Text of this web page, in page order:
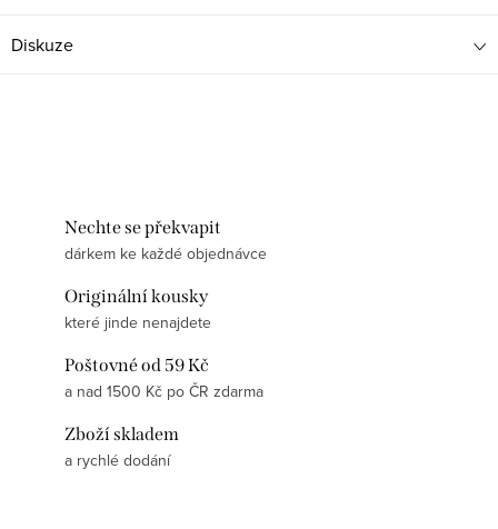
Diskuze
Nechte se překvapit
dárkem ke každé objednávce
Originální kousky
které jinde nenajdete
Poštovné od 59 Kč
a nad 1500 Kč po ČR zdarma
Zboží skladem
a rychlé dodání